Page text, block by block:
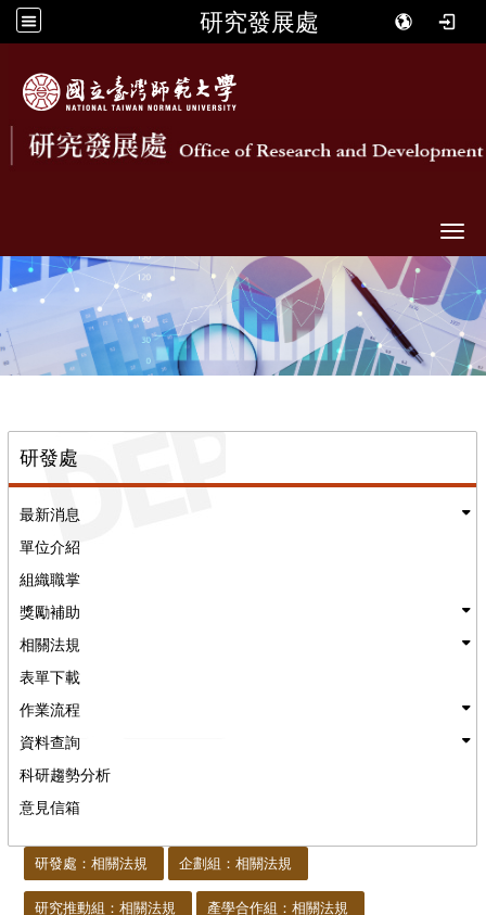
研究發展處
研發處
最新消息
單位介紹
組織職掌
獎勵補助
相關法規
表單下載
作業流程
資料查詢
科研趨勢分析
意見信箱
研發處：相關法規 企劃組：相關法規
研究推動組：相關法規 產學合作組：相關法規